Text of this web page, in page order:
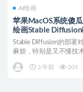
AI绘画
苹果MacOS系统傻
绘画Stable Diffusion
Stable Diffusion的部署
麻烦，特别是又不懂技
3 年前
201